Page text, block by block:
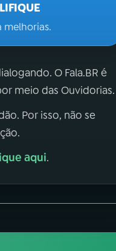
melhorias.
O Fala.BR é
meio das Ouvidorias.
Por isso, não se
aqui.